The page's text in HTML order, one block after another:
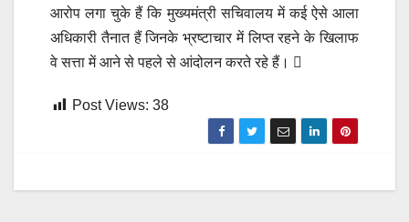
आरोप लगा चुके हैं कि मुख्यमंत्री सचिवालय में कई ऐसे आला
अधिकारी तैनात हैं जिनके भ्रष्टाचार में लिप्त रहने के खिलाफ
वे सत्ता में आने से पहले से आंदोलन करते रहे हैं। 
Post Views: 38